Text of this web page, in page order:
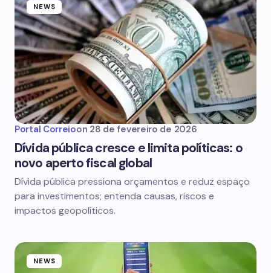
NEWS
Portal Correioon 28 de fevereiro de 2026
Dívida pública cresce e limita políticas: o
novo aperto fiscal global
Dívida pública pressiona orçamentos e reduz espaço
para investimentos; entenda causas, riscos e
impactos geopolíticos.
NEWS